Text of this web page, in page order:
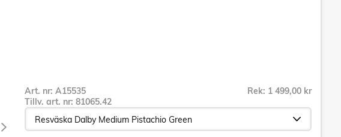
Art. nr: A15535
Tillv. art. nr: 81065.42
Rek: 1 499,00 kr